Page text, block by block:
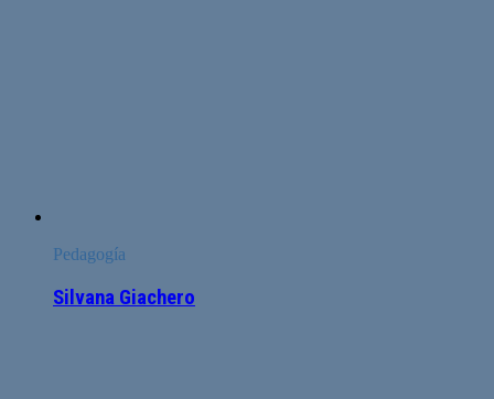
Pedagogía
Silvana Giachero